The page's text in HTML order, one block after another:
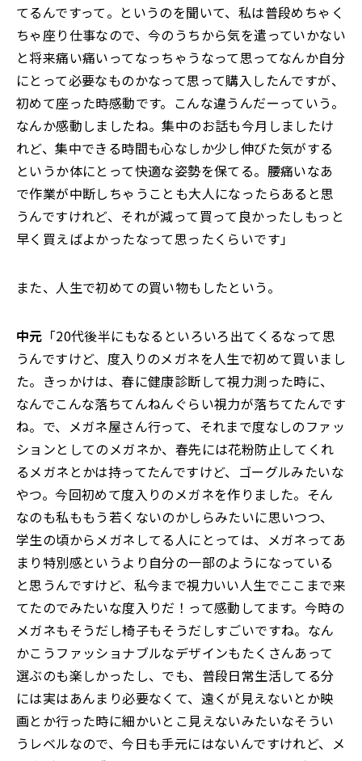
てるんですって。というのを聞いて、私は普段めちゃく
ちゃ座り仕事なので、今のうちから気を遣っていかない
と将来痛い痛いってなっちゃうなって思ってなんか自分
にとって必要なものかなって思って購入したんですが、
初めて座った時感動です。こんな違うんだーっていう。
なんか感動しましたね。集中のお話も今月しましたけ
れど、集中できる時間も心なしか少し伸びた気がする
というか体にとって快適な姿勢を保てる。腰痛いなあ
で作業が中断しちゃうことも大人になったらあると思
うんですけれど、それが減って買って良かったしもっと
早く買えばよかったなって思ったくらいです」
また、人生で初めての買い物もしたという。
中元 「20代後半にもなるといろいろ出てくるなって思
うんですけど、度入りのメガネを人生で初めて買いまし
た。きっかけは、春に健康診断して視力測った時に、
なんでこんな落ちてんねんぐらい視力が落ちてたんです
ね。で、メガネ屋さん行って、それまで度なしのファッ
ションとしてのメガネか、春先には花粉防止してくれ
るメガネとかは持ってたんですけど、ゴーグルみたいな
やつ。今回初めて度入りのメガネを作りました。そん
なのも私ももう若くないのかしらみたいに思いつつ、
学生の頃からメガネしてる人にとっては、メガネってあ
まり特別感というより自分の一部のようになっている
と思うんですけど、私今まで視力いい人生でここまで来
てたのでみたいな度入りだ！って感動してます。今時の
メガネもそうだし椅子もそうだしすごいですね。なん
かこうファッショナブルなデザインもたくさんあって
選ぶのも楽しかったし、でも、普段日常生活してる分
には実はあんまり必要なくて、遠くが見えないとか映
画とか行った時に細かいとこ見えないみたいなそうい
うレベルなので、今日も手元にはないんですけれど、メ